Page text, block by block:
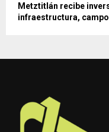
Metztitlán recibe
infraestructura,